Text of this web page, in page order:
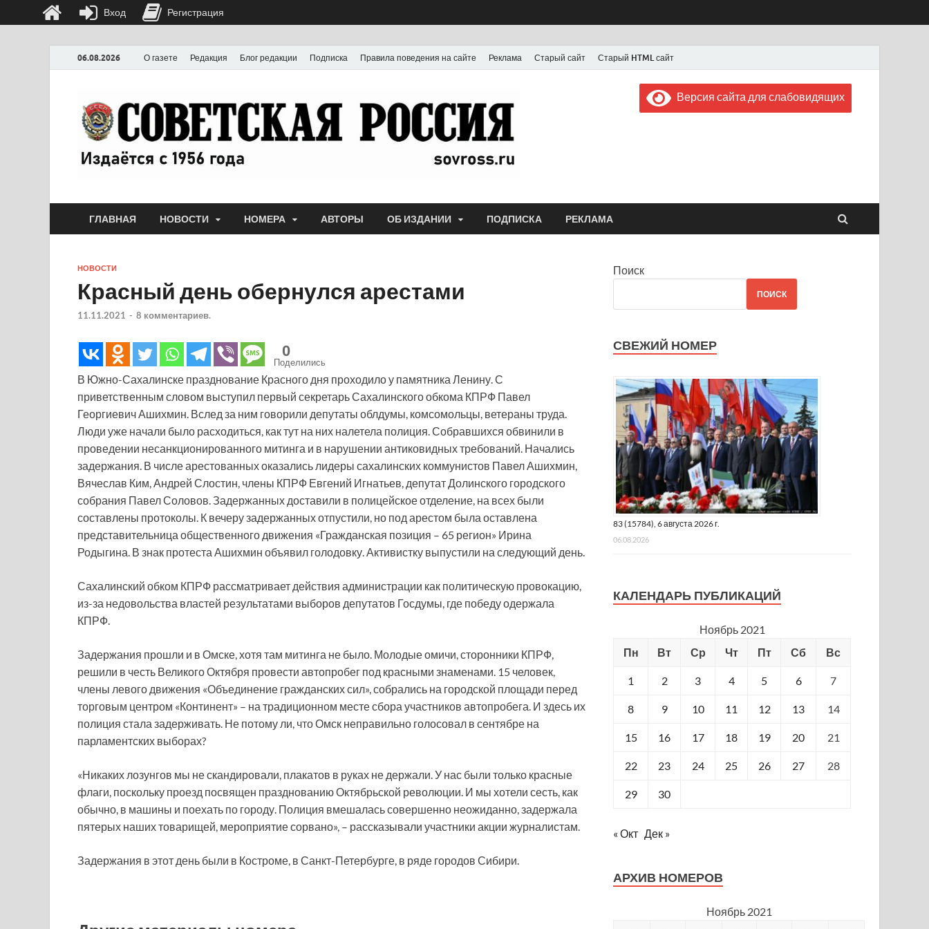
06.08.2026 О газете Редакция Блог редакции Подписка Правила поведения на сайте Реклама Старый сайт Старый HTML сайт
Газета "Советская Россия"
Выпускается с июля 1956 года
Версия сайта для слабовидящих
ГЛАВНАЯ НОВОСТИ НОМЕРА АВТОРЫ ОБ ИЗДАНИИ ПОДПИСКА РЕКЛАМА
НОВОСТИ
Красный день обернулся арестами
11.11.2021 - 8 комментариев.
0
Поделились
В Южно-Сахалинске празднование Красного дня проходило у памятника Ленину. С
приветственным словом выступил первый секретарь Сахалинского обкома КПРФ Павел
Георгиевич Ашихмин. Вслед за ним говорили депутаты облдумы, комсомольцы, ветераны труда.
Люди уже начали было расходиться, как тут на них налетела полиция. Собравшихся обвинили в
проведении несанкционированного митинга и в нарушении антиковидных требований. Начались
задержания. В числе арестованных оказались лидеры сахалинских коммунистов Павел Ашихмин,
Вячеслав Ким, Андрей Слостин, члены КПРФ Евгений Игнатьев, депутат Долинского городского
собрания Павел Соловов. Задержанных доставили в полицейское отделение, на всех были
составлены протоколы. К вечеру задержанных отпустили, но под арестом была оставлена
представительница общественного движения «Гражданская позиция – 65 регион» Ирина
Родыгина. В знак протеста Ашихмин объявил голодовку. Активистку выпустили на следующий день.
Сахалинский обком КПРФ рассматривает действия администрации как политическую провокацию,
из-за недовольства властей результатами выборов депутатов Госдумы, где победу одержала
КПРФ.
Задержания прошли и в Омске, хотя там митинга не было. Молодые омичи, сторонники КПРФ,
решили в честь Великого Октября провести автопробег под красными знаменами. 15 человек,
члены левого движения «Объединение гражданских сил», собрались на городской площади перед
торговым центром «Континент» – на традиционном месте сбора участников автопробега. И здесь их
полиция стала задерживать. Не потому ли, что Омск неправильно голосовал в сентябре на
парламентских выборах?
«Никаких лозунгов мы не скандировали, плакатов в руках не держали. У нас были только красные
флаги, поскольку проезд посвящен празднованию Октябрьской революции. И мы хотели сесть, как
обычно, в машины и поехать по городу. Полиция вмешалась совершенно неожиданно, задержала
пятерых наших товарищей, мероприятие сорвано», – рассказывали участники акции журналистам.
Задержания в этот день были в Костроме, в Санкт-Петербурге, в ряде городов Сибири.
Поиск
ПОИСК
СВЕЖИЙ НОМЕР
83 (15784), 6 августа 2026 г.
06.08.2026
КАЛЕНДАРЬ ПУБЛИКАЦИЙ
Ноябрь 2021
Пн
Вт Ср Чт Пт Сб Вс
1 2 3 4 5 6 7
8 9 10 11 12 13 14
15 16 17 18 19 20 21
22 23 24 25 26 27 28
29 30
« Окт Дек »
АРХИВ НОМЕРОВ
Ноябрь 2021
Вход Регистрация